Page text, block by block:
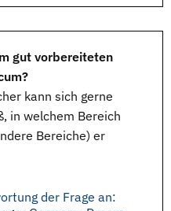
gut vorbereiteten
kann sich gerne
in welchem Bereich
Bereiche) er
der Frage an: